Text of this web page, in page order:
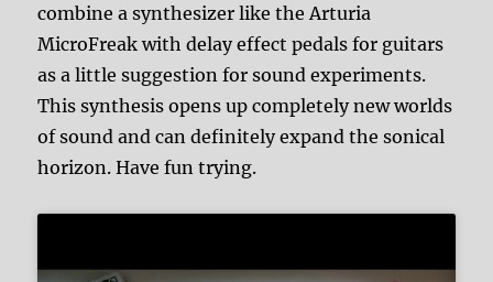
combine a synthesizer like the Arturia
MicroFreak with delay effect pedals for guitars
as a little suggestion for sound experiments.
This synthesis opens up completely new worlds
of sound and can definitely expand the sonical
horizon. Have fun trying.